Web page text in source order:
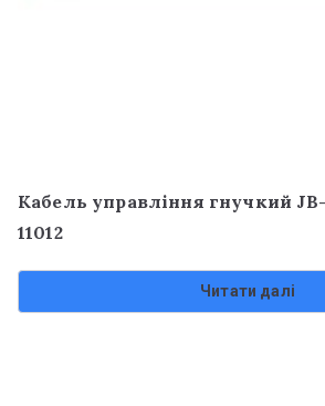
Кабель управління гнучкий
11012
Читати далі